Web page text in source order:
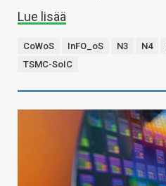
Lue lisää
CoWoS InFO_oS N3 N4
TSMC-SoIC